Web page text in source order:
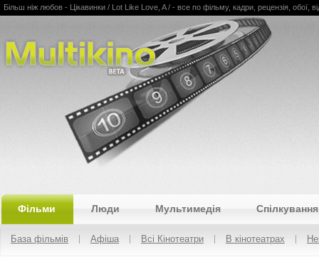
Multikino
Більш ніж любов - Цікавинки / Lot Like Love, A / - все по фільму, кадри, рецензія, обої,
Фільми Люди Мультимедія Спілкування
База фільмів Афіша Всі Кінотеатри В кінотеатрах